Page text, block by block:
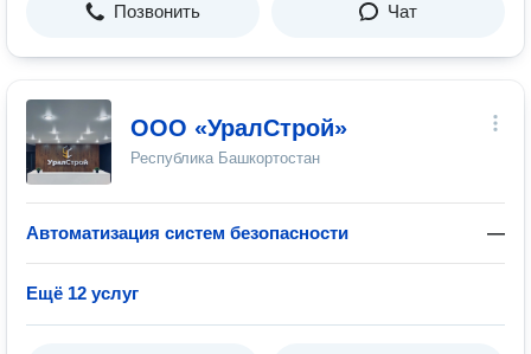
Позвонить Чат
ООО «УралСтрой»
Республика Башкортостан
Автоматизация систем безопасности —
Ещё 12 услуг